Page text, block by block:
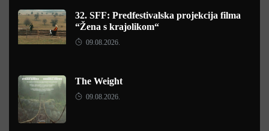
32. SFF: Predfestivalska projekcija filma
“Žena s krajolikom“
09.08.2026.
The Weight
09.08.2026.